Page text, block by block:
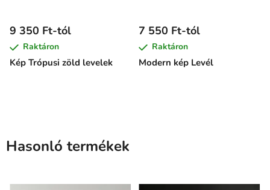
Kép Trópusi zöld levelek
9 350 Ft-tól
Raktáron
Modern kép Levél
7 550 Ft-tól
Raktáron
Hasonló termékek